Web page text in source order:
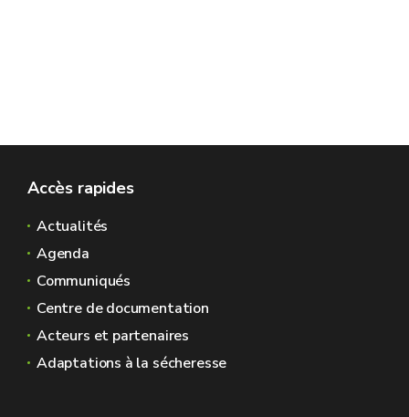
Accès rapides
Actualités
Agenda
Communiqués
Centre de documentation
Acteurs et partenaires
Adaptations à la sécheresse